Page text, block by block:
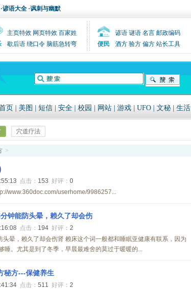
·谚语大全 ·讽刺与幽默
主页特效 网页特效 百家姓
歇后语 绕口令 脑筋急转弯
谚语 谜语 名言 邮政编码
便民
酒方 验方 偏方 站长工具
页 美图 短信 安全 校园 网站 游戏 UFO 文秘 生活
穴道疗法
>
点击： 153 好评： 0
www.360doc.com/userhome/9986257...
钟能防头晕，赖久了却会伤
点击： 194 好评： 2
头晕，赖久了却会伤肾 赖床这个词一般都和睡眠亚健康有联系，因为
睡。尤其是到了冬季，早晨最难舍的莫过于暖暖的...
秘方---保健养生
点击： 511 好评： 2